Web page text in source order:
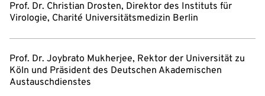
Prof. Dr. Christian Drosten, Direktor des Instituts für
Virologie, Charité Universitätsmedizin Berlin
Prof. Dr. Joybrato Mukherjee, Rektor der Universität zu
Köln und Präsident des Deutschen Akademischen
Austauschdienstes